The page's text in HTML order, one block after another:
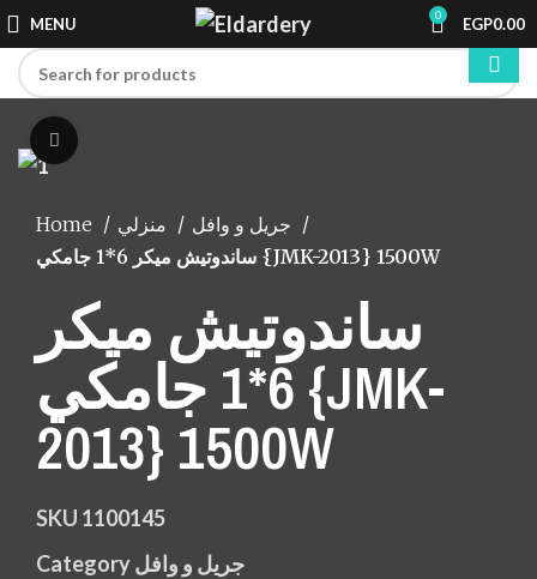
MENU 0 EGP0.00
Home
ساندوتيش ميكر 6*1 جامكي {JMK-2013} 1500W
ساندوتيش ميكر
6*1 جامكي {JMK-
2013} 1500W
SKU 1100145
Categoryجريل و وافل